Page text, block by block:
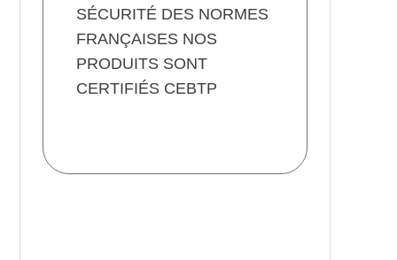
SÉCURITÉ DES NORMES
FRANÇAISES NOS
PRODUITS SONT
CERTIFIÉS CEBTP